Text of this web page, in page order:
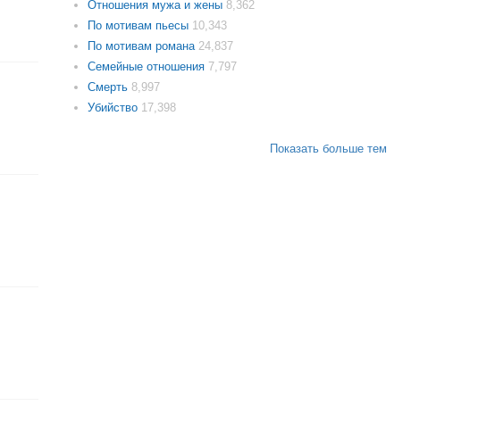
Отношения мужа и жены 8,362
По мотивам пьесы 10,343
По мотивам романа 24,837
Семейные отношения 7,797
Смерть 8,997
Убийство 17,398
Показать больше тем